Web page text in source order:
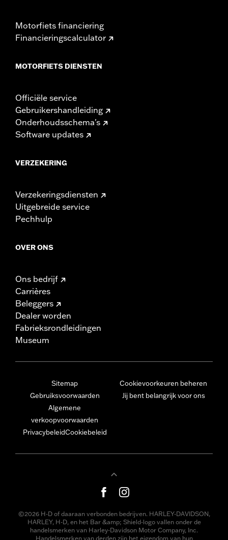
Motorfiets financiering
Financieringscalculator
MOTORFIETS DIENSTEN
Officiële service
Gebruikershandleiding
Onderhoudsschema's
Software updates
VERZEKERING
Verzekeringsdiensten
Uitgebreide service
Pechhulp
OVER ONS
Ons bedrijf
Carrières
Beleggers
Dealer worden
Fabrieksrondleidingen
Museum
Sitemap
Gebruiksvoorwaarden
Algemene
verkoopvoorwaarden
PrivacybeleidCookiebeleid
Cookievoorkeuren beheren
Jij bent belangrijk voor ons
©2026 H-D of daaraan verbonden bedrijven. HARLEY-DAVIDSON,
HARLEY, H-D, en het Bar &amp; Shield-logo vallen onder de
handelsmerken van Harley-Davidson Motor Company, Inc.
Handelsmerken van derden zijn het eigendom van hun